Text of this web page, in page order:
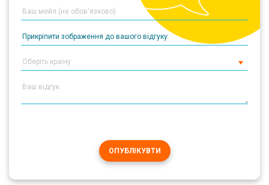
Прикріпити зображення до вашого відгуку
ОПУБЛІКУВТИ